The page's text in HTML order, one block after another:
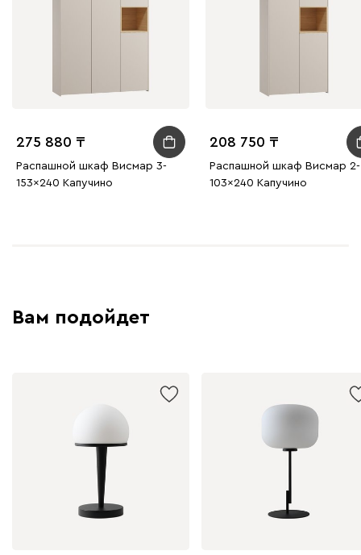
275 880
Распашной шкаф Висмар 3-
153x240 Капучино
208 750
Распашной шкаф Висмар 2-
103x240 Капучино
Вам подойдет